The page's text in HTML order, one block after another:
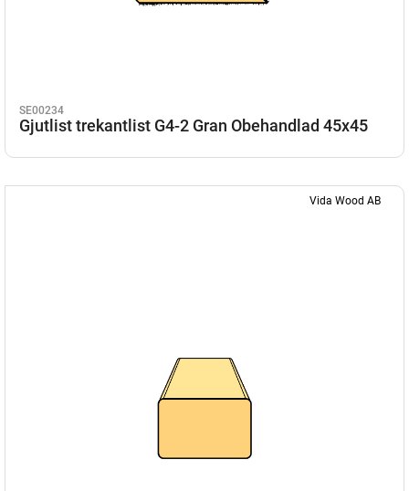
SE00234
Gjutlist trekantlist G4-2 Gran Obehandlad 45x45
Vida Wood AB